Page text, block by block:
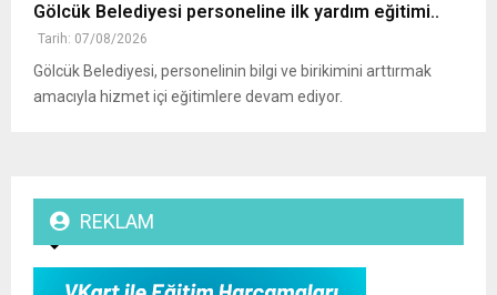
Gölcük Belediyesi personeline ilk yardım eğitimi..
Tarih: 07/08/2026
Gölcük Belediyesi, personelinin bilgi ve birikimini arttırmak
amacıyla hizmet içi eğitimlere devam ediyor.
REKLAM